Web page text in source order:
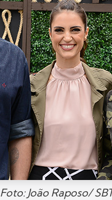
Foto: João Raposo/